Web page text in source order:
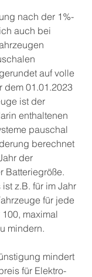
nach der 1%-
auch bei
auf volle
dem 01.01.2023
ist der
enthaltenen
pauschal
berechnet
der
Batteriegröße.
z.B. für im Jahr
für jede
maximal
mindern.
mindert
für Elektro-